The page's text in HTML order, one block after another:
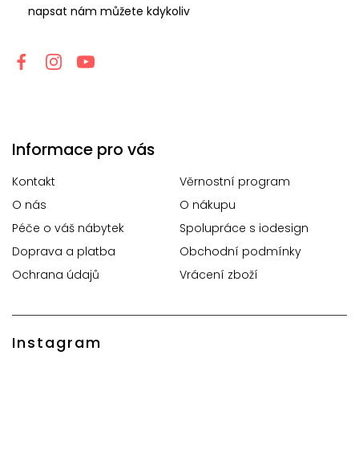
napsat nám můžete kdykoliv
Informace pro vás
Kontakt
Věrnostní program
O nás
O nákupu
Péče o váš nábytek
Spolupráce s iodesign
Doprava a platba
Obchodní podmínky
Ochrana údajů
Vrácení zboží
Instagram